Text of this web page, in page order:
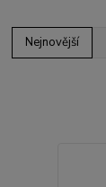
Nejnovější